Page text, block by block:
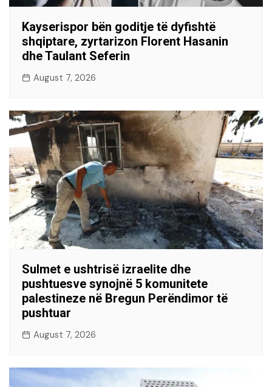
Kayserispor bën goditje të dyfishtë
shqiptare, zyrtarizon Florent Hasanin
dhe Taulant Seferin
August 7, 2026
Sulmet e ushtrisë izraelite dhe
pushtuesve synojnë 5 komunitete
palestineze në Bregun Perëndimor të
pushtuar
August 7, 2026